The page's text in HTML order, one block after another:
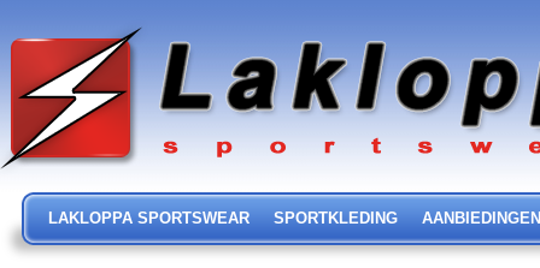
LAKLOPPA SPORTSWEAR SPORTKLEDING AANBIEDINGEN